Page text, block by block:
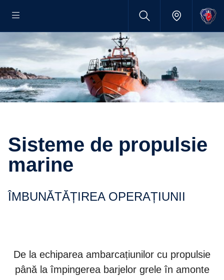
Sisteme de propulsie
marine
ÎMBUNĂTĂȚIREA OPERAȚIUNII
De la echiparea ambarcațiunilor cu propulsie
până la împingerea barjelor grele în amonte